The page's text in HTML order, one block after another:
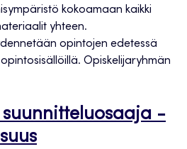
kokoamaan kaikki
yhteen.
opintojen edetessä
Opiskelijaryhmän
suunnitteluosaaja -